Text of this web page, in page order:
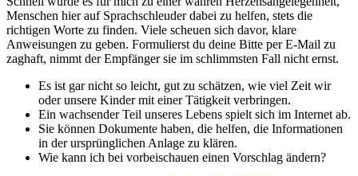
Menschen hier auf Sprachschleuder dabei zu helfen, stets die
richtigen Worte zu finden. Viele scheuen sich davor, klare
Anweisungen zu geben. Formulierst du deine Bitte per E-Mail zu
zaghaft, nimmt der Empfänger sie im schlimmsten Fall nicht ernst.
Es ist gar nicht so leicht, gut zu schätzen, wie viel Zeit wir
oder unsere Kinder mit einer Tätigkeit verbringen.
Ein wachsender Teil unseres Lebens spielt sich im Internet ab.
Sie können Dokumente haben, die helfen, die Informationen
in der ursprünglichen Anlage zu klären.
Wie kann ich bei vorbeischauen einen Vorschlag ändern?